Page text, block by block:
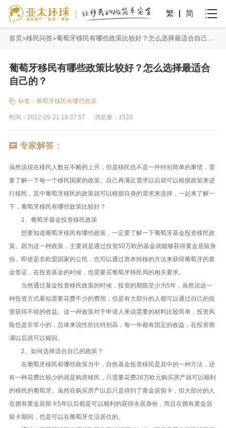
繁 简
首页 移民问答 葡萄牙移民有哪些政策比较好？怎么选择最适合自己的？
葡萄牙移民有哪些政策比较好？怎么选择最适合
自己的？
标签： 葡萄牙移民有哪些政策
时间：2022-09-21 18:37:57 浏览量：1523
专家解答：
虽然说现在移民人数在不断的上升，但是移民也不是一件特别简单的事情，需
要了解一下每一个移民国家的政策。自己再满足需求以后就可以根据政策来进
行移民，其中葡萄牙移民的政策就可以根据自身的需求来选择，一起来了解一
下，葡萄牙移民有哪些政策比较好？
1、葡萄牙基金投资移民政策
想要知道葡萄牙移民有哪些政策，一定要了解一下葡萄牙基金投资移民政
策。因为这一种政策，主要就是通过投资50万欧的基金就能够获得黄金居留身
份。即使是非欧盟国家的公民，也可以通过资本转移的方法来获得葡萄牙的黄
金签证，在投资基金的时候，也需要买葡萄牙移民局的相关要求。
当然通过基金投资移民政策的时候，投资的期限至少为5年，虽然说这一
种投资方式看似需要花费不少的费用，但是有大部分的人都可以通过自己的投
资获得不错的收益。这一种政策对于申请人来说需要的材料比较简单，投资风
险也是非常小的，总体来说性价比特别高，每一年都有固定的收益，在投资期
满以后就可以赎回。
2、如何选择适合自己的政策？
在葡萄牙移民有哪些政策当中，自然基金投资移民是其中的一种方法，还
有一种花费比较少的就是购房移民，只需要花费28万欧元购买房产就可以顺利
的移民的葡萄牙。虽然在购买房产以后只是得到了黄金居留卡，但大部分的人
在拥有黄金居留卡5年以后都是可以顺利的获得永居身份，而且在拥有黄金居
留卡期间，也是可以在葡萄牙生活居住的。